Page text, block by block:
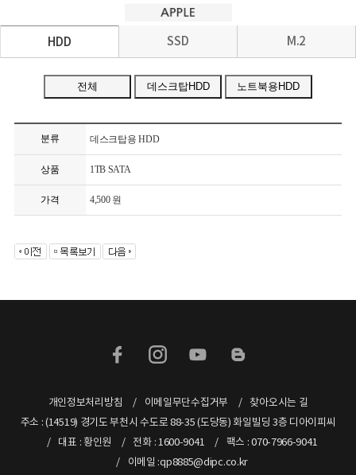
HDD SSD M.2
분류 데스크탑용 HDD
상품 1TB SATA
가격 4,500 원
개인정보처리방침 이메일무단수집거부
찾아오시는 길
주소 : (14519) 경기도 부천시 수도로 88-35 (도당동) 화일빌딩 3층 디아이피씨
대표 : 황인원
전화 : 1600-9041
팩스 : 070-7966-9041
이메일 :qp8885@dipc.co.kr